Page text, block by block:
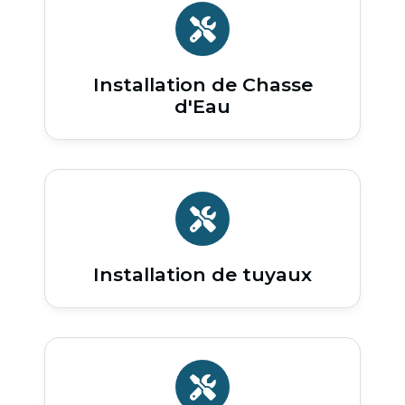
Installation de Chasse
d'Eau
Installation de tuyaux